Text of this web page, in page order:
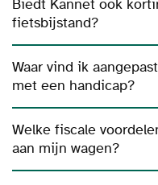
Biedt Kannet ook
fietsbijstand?
Waar vind ik
met een handicap?
Welke fiscale
aan mijn wagen?